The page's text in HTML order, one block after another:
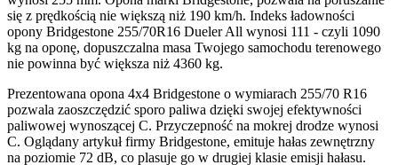
się z prędkością nie większą niż 190 km/h. Indeks ładowności
opony Bridgestone 255/70R16 Dueler All wynosi 111 - czyli 1090
kg na oponę, dopuszczalna masa Twojego samochodu terenowego
nie powinna być większa niż 4360 kg.
Prezentowana opona 4x4 Bridgestone o wymiarach 255/70 R16
pozwala zaoszczędzić sporo paliwa dzięki swojej efektywności
paliwowej wynoszącej C. Przyczepność na mokrej drodze wynosi
C. Oglądany artykuł firmy Bridgestone, emituje hałas zewnętrzny
na poziomie 72 dB, co plasuje go w drugiej klasie emisji hałasu.